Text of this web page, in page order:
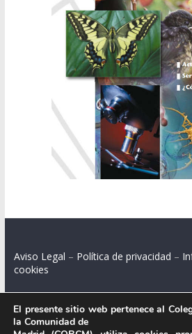
Aviso Legal – Política de privacidad –
cookies
Colegio Oficial de Biólogos de la
El presente sitio web pertenece al
la Comunidad de